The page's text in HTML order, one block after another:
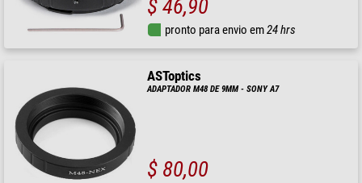
$ 46,90
pronto para envio em24 hrs
ASToptics
ADAPTADOR M48 DE 9MM - SONY A7
$ 80,00